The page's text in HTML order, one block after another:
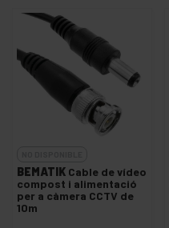
BEMATIK Cable de vídeo
compost i alimentació
per a càmera CCTV de
10m